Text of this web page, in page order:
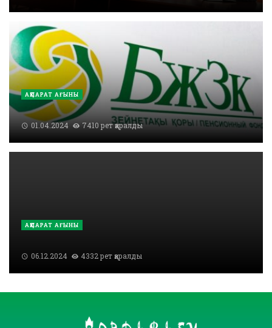
АҚПАРАТ АҒЫНЫ
01.04.2024 7410 рет қаралды
АҚПАРАТ АҒЫНЫ
06.12.2024 4332 рет қаралды